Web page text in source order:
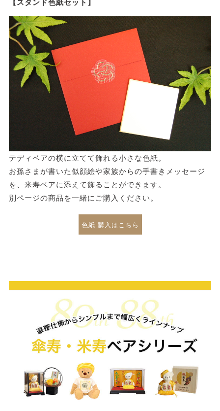
【スタンド色紙セット】
テディベアの横に立てて飾れる小さな色紙。
お孫さまが書いた似顔絵や家族からの手書きメッセージ
を、米寿ベアに添えて飾ることができます。
別ページの商品を一緒にご購入ください。
色紙 購入はこちら